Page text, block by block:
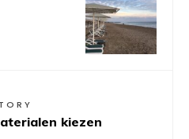
kiezen